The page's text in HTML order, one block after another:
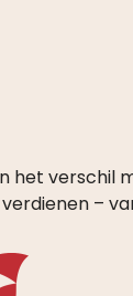
verschil
–